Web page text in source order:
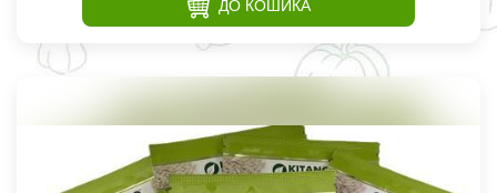
ДО КОШИКА